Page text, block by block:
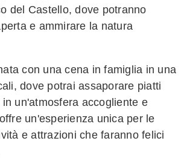
del Castello, dove potranno
e ammirare la natura
con una cena in famiglia in una
dove potrai assaporare piatti
un'atmosfera accogliente e
un'esperienza unica per le
e attrazioni che faranno felici